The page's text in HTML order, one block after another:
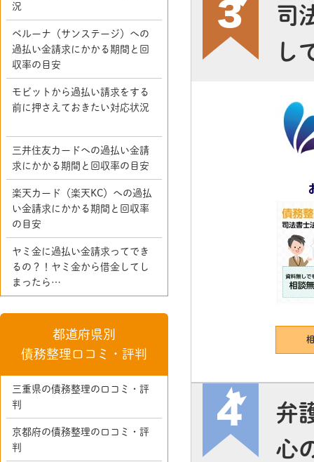
司
し
弁
心
況
ベルーナ（サンステージ）への
過払い金請求にかかる期間と回
収率の目安
モビットから過払い請求をする
前に押さえておきたい対応状況
三井住友カードへの過払い金請
求にかかる期間と回収率の目安
楽天カード（楽天KC）への過払
い金請求にかかる期間と回収率
の目安
ヤミ金に過払い金請求ってでき
るの？！ヤミ金から借金してし
まったら…
都道府県別
債務整理口コミ・評判
三重県の債務整理の口コミ・評
判
京都府の債務整理の口コミ・評
判